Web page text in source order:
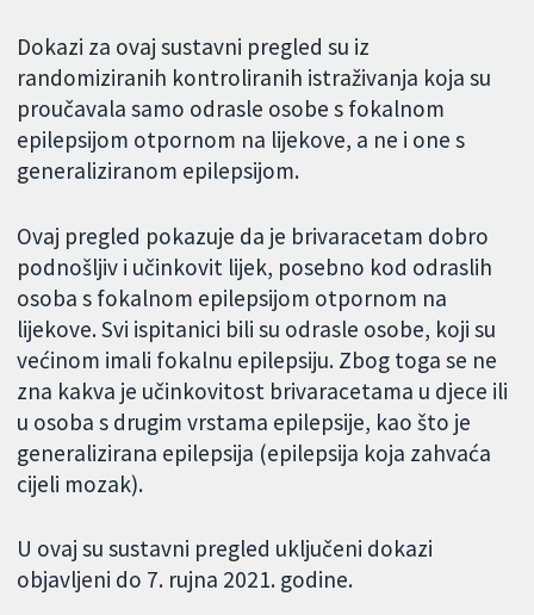
Dokazi za ovaj sustavni pregled su iz
randomiziranih kontroliranih istraživanja koja su
proučavala samo odrasle osobe s fokalnom
epilepsijom otpornom na lijekove, a ne i one s
generaliziranom epilepsijom.
Ovaj pregled pokazuje da je brivaracetam dobro
podnošljiv i učinkovit lijek, posebno kod odraslih
osoba s fokalnom epilepsijom otpornom na
lijekove. Svi ispitanici bili su odrasle osobe, koji su
većinom imali fokalnu epilepsiju. Zbog toga se ne
zna kakva je učinkovitost brivaracetama u djece ili
u osoba s drugim vrstama epilepsije, kao što je
generalizirana epilepsija (epilepsija koja zahvaća
cijeli mozak).
U ovaj su sustavni pregled uključeni dokazi
objavljeni do 7. rujna 2021. godine.